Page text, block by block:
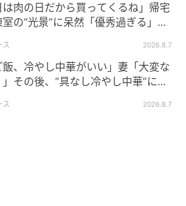
。ある雪降る日に、外にずっと立っ
ていた。
れない中で、
戻ってきたの。ずっと頑張っている
ものを買うわ」
は肉の日だから買ってくるね」帰宅
の“光景”に呆然「優秀過ぎる」
ス 2026.8.7
飯、冷やし中華がいい」妻「大変な
その後、“具なし冷やし中華”にな
ス 2026.8.7